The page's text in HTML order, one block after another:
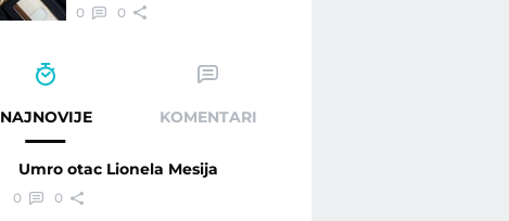
0
0
NAJNOVIJE KOMENTARI
Umro otac Lionela Mesija
0 0